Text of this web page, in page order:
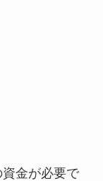
金が必要で